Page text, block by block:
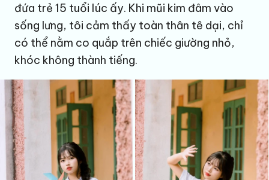
đứa trẻ 15 tuổi lúc ấy. Khi mũi kim đâm vào
sống lưng, tôi cảm thấy toàn thân tê dại, chỉ
có thể nằm co quắp trên chiếc giường nhỏ,
khóc không thành tiếng.